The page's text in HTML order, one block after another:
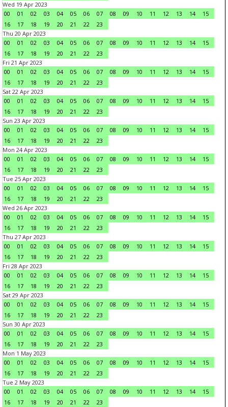
Wed 19 Apr 2023
00
01 02 03 04 05 06 07 08 09 10 11 12 13 14
15
16
17 18 19 20 21 22
23
Thu 20 Apr 2023
00
01 02 03 04 05 06 07 08 09 10 11 12 13 14
15
16
17 18 19 20 21 22
23
Fri 21 Apr 2023
00
01 02 03 04 05 06 07 08 09 10 11 12 13 14
15
16
17 18 19 20 21 22
23
Sat 22 Apr 2023
00
01 02 03 04 05 06 07 08 09 10 11 12 13 14
15
16
17 18 19 20 21 22
23
Sun 23 Apr 2023
00
01 02 03 04 05 06 07 08 09 10 11 12 13 14
15
16
17 18 19 20 21 22
23
Mon 24 Apr 2023
00
01 02 03 04 05 06 07 08 09 10 11 12 13 14
15
16
17 18 19 20 21 22
23
Tue 25 Apr 2023
00
01 02 03 04 05 06 07 08 09 10 11 12 13 14
15
16
17 18 19 20 21 22
23
Wed 26 Apr 2023
00
01 02 03 04 05 06 07 08 09 10 11 12 13 14
15
16
17 18 19 20 21 22
23
Thu 27 Apr 2023
00
01 02 03 04 05 06 07 08 09 10 11 12 13 14
15
16
17 18 19 20 21 22
23
Fri 28 Apr 2023
00
01 02 03 04 05 06 07 08 09 10 11 12 13 14
15
16
17 18 19 20 21 22
23
Sat 29 Apr 2023
00
01 02 03 04 05 06 07 08 09 10 11 12 13 14
15
16
17 18 19 20 21 22
23
Sun 30 Apr 2023
00
01 02 03 04 05 06 07 08 09 10 11 12 13 14
15
16
17 18 19 20 21 22
23
Mon 1 May 2023
00
01 02 03 04 05 06 07 08 09 10 11 12 13 14
15
16
17 18 19 20 21 22
23
Tue 2 May 2023
00
01 02 03 04 05 06 07 08 09 10 11 12 13 14
15
16
17 18 19 20 21 22
23